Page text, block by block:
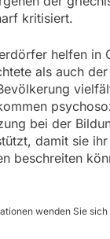
kritisiert.
helfen in
als auch
bei der
damit sie
beschreiten
wenden Sie